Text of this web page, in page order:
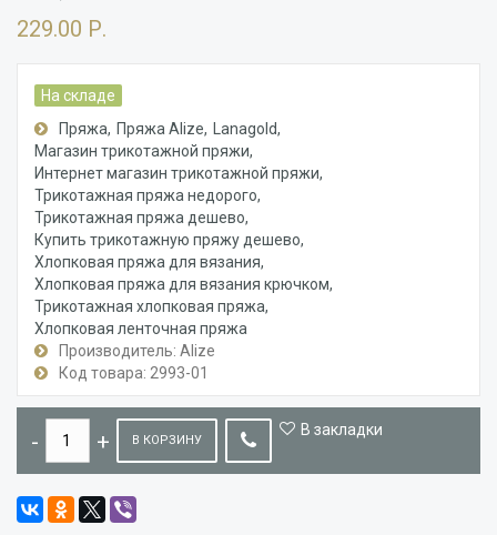
229.00 Р.
На складе
Пряжа
Пряжа Alize
Lanagold
Магазин трикотажной пряжи
Интернет магазин трикотажной пряжи
Трикотажная пряжа недорого
Трикотажная пряжа дешево
Купить трикотажную пряжу дешево
Хлопковая пряжа для вязания
Хлопковая пряжа для вязания крючком
Трикотажная хлопковая пряжа
Хлопковая ленточная пряжа
Производитель: Alize
Код товара: 2993-01
В КОРЗИНУ
В закладки